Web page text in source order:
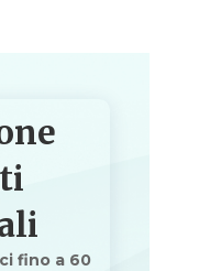
fino a 60